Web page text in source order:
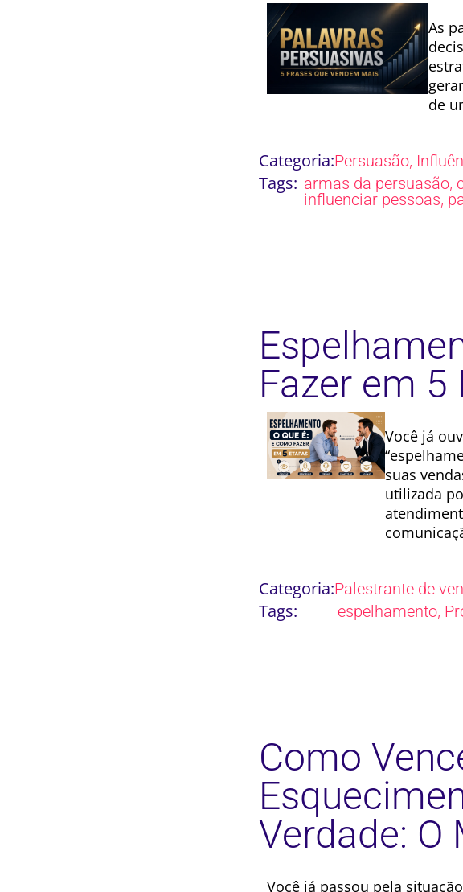
As
de
Categoria:Persuasão,
Tags: armas da persuasão,
influenciar pessoas,
Fazer em 5
Você já
suas
utilizada
Categoria:Palestrante de
Tags: espelhamento,
Como
Verdade: O
Você já passou pela